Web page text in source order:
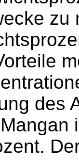
zu
des